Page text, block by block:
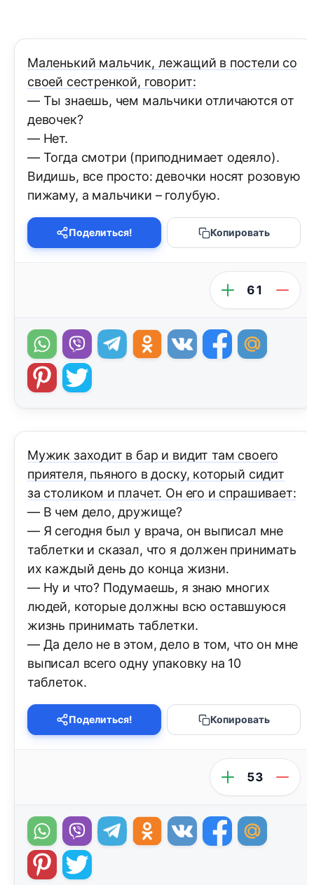
Маленький мальчик, лежащий в постели со
своей сестренкой, говорит:
— Ты знаешь, чем мальчики отличаются от
девочек?
— Нет.
— Тогда смотри (приподнимает одеяло).
Видишь, все просто: девочки носят розовую
пижаму, а мальчики – голубую.
Поделиться! Копировать
61
Мужик заходит в бар и видит там своего
приятеля, пьяного в доску, который сидит
за столиком и плачет. Он его и спрашивает:
— В чем дело, дружище?
— Я сегодня был у врача, он выписал мне
таблетки и сказал, что я должен принимать
их каждый день до конца жизни.
— Ну и что? Подумаешь, я знаю многих
людей, которые должны всю оставшуюся
жизнь принимать таблетки.
— Да дело не в этом, дело в том, что он мне
выписал всего одну упаковку на 10
таблеток.
Поделиться! Копировать
53